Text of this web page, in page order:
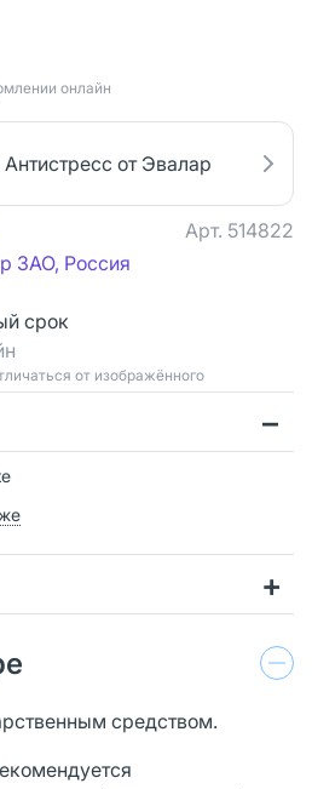
онлайн
от Эвалар
Арт. 514822
ЗАО, Россия
срок
от изображённого
средством.